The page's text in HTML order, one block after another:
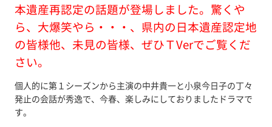
本遺産再認定の話題が登場しました。驚くや
ら、大爆笑やら・・・、県内の日本遺産認定地
の皆様他、未見の皆様、ぜひＴVerでご覧くだ
さい。
個人的に第１シーズンから主演の中井貴一と小泉今日子の丁々
発止の会話が秀逸で、今春、楽しみにしておりましたドラマで
す。